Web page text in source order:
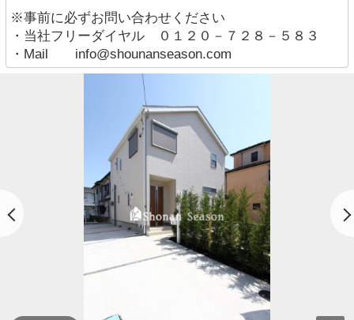
※事前に必ずお問い合わせください
・当社フリーダイヤル ０１２０－７２８－５８３
・Mail info@shounanseason.com